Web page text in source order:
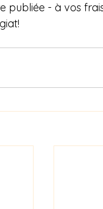
publiée - à vos